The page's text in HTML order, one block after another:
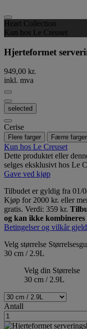
Heart Collection
Kun hos Le Creuset
Hjerteformet
949,00 kr.
inkl. mva
selected
Cerise
Flere farger Færre farger
Kun hos Le Creuset
Dette produktet eller
selges eksklusivt hos Le
Gave ved kjøp
Tilbudet er gyldig fra 01/
Kjøp for 2000 kr. eller
gratis. Verdi: 359 kr.
og kan ikke
Betingelser og vilkår
Velg størrelse
30 cm / 2.9L
Velg din Størrelse
30 cm / 2.9L
Antall